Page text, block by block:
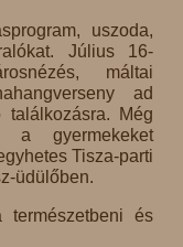
uszoda,
Július 16-
máltai
ad
találkozásra. Még
a gyermekeket
Tisza-parti
üdülőben.
természetbeni és